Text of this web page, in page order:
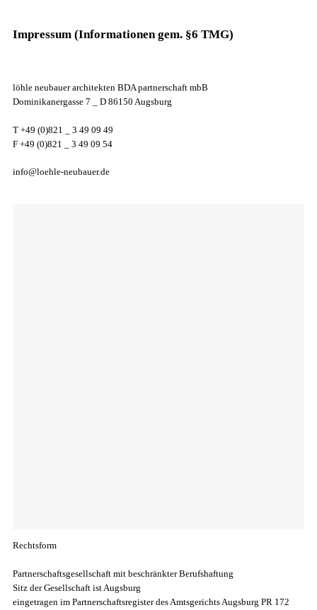
Impressum (Informationen gem. §6 TMG)
löhle neubauer architekten BDA partnerschaft mbB
Dominikanergasse 7 _ D 86150 Augsburg
T +49 (0)821 _ 3 49 09 49
F +49 (0)821 _ 3 49 09 54
info@loehle-neubauer.de
Rechtsform
Partnerschaftsgesellschaft mit beschränkter Berufshaftung
Sitz der Gesellschaft ist Augsburg
eingetragen im Partnerschaftsregister des Amtsgerichts Augsburg PR 172